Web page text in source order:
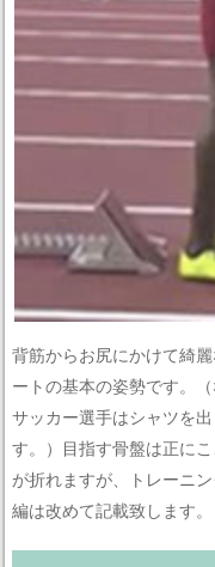
背筋からお尻にかけて綺
ートの基本の姿勢です。
サッカー選手はシャツを
す。）目指す骨盤は正に
が折れますが、トレーニ
編は改めて記載致します。